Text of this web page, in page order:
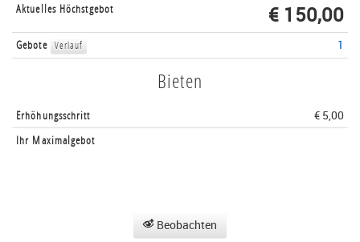
Aktuelles Höchstgebot
€ 150,00
Gebote Verlauf 1
Bieten
Erhöhungsschritt
€ 5,00
Ihr Maximalgebot
Beobachten